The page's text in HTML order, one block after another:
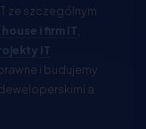
ze szczególnym
i firm IT,
IT.
i budujemy
a